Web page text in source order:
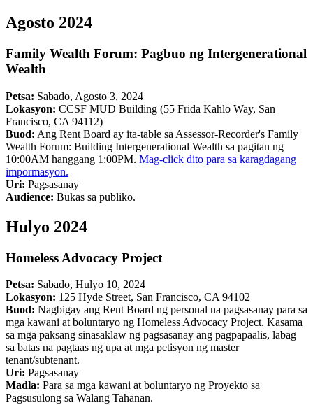
Agosto 2024
Family Wealth Forum: Pagbuo ng Intergenerational
Wealth
Petsa: Sabado, Agosto 3, 2024
Lokasyon: CCSF MUD Building (55 Frida Kahlo Way, San
Francisco, CA 94112)
Buod: Ang Rent Board ay ita-table sa Assessor-Recorder's Family
Wealth Forum: Building Intergenerational Wealth sa pagitan ng
10:00AM hanggang 1:00PM. Mag-click dito para sa karagdagang
impormasyon.
Uri: Pagsasanay
Audience: Bukas sa publiko.
Hulyo 2024
Homeless Advocacy Project
Petsa: Sabado, Hulyo 10, 2024
Lokasyon: 125 Hyde Street, San Francisco, CA 94102
Buod: Nagbigay ang Rent Board ng personal na pagsasanay para sa
mga kawani at boluntaryo ng Homeless Advocacy Project. Kasama
sa mga paksang sinasaklaw ng pagsasanay ang pagpapaalis, labag
sa batas na pagtaas ng upa at mga petisyon ng master
tenant/subtenant.
Uri: Pagsasanay
Madla: Para sa mga kawani at boluntaryo ng Proyekto sa
Pagsusulong sa Walang Tahanan.